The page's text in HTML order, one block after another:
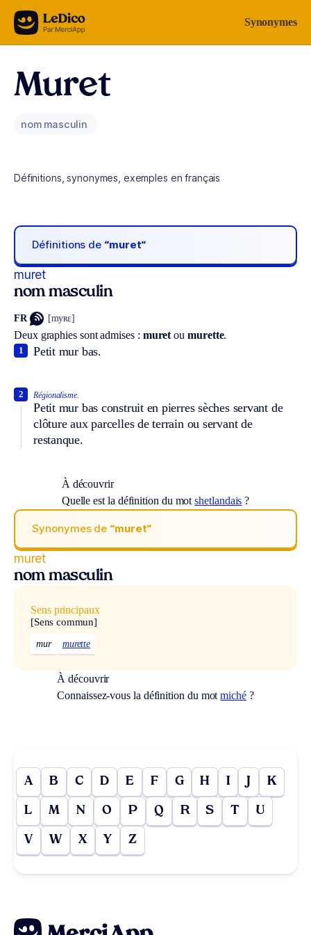
Aller au contenu Synonymes
Muret
nom masculin
Définitions, synonymes, exemples en français
Définitions de “muret“
muret
nom masculin
FR [myʀɛ]
Deux graphies sont admises : muret ou murette.
Petit mur bas.
1
Régionalisme.
Petit mur bas construit en pierres sèches servant de
clôture aux parcelles de terrain ou servant de
restanque.
2
À découvrir
Quelle est la définition du motshetlandais ?
Synonymes de “muret“
muret
nom masculin
Sens principaux
[Sens commun]
mur murette
À découvrir
Connaissez-vous la définition du motmiché?
A B C D E F G H I J K
L M N O P Q R S T U
V W X Y Z